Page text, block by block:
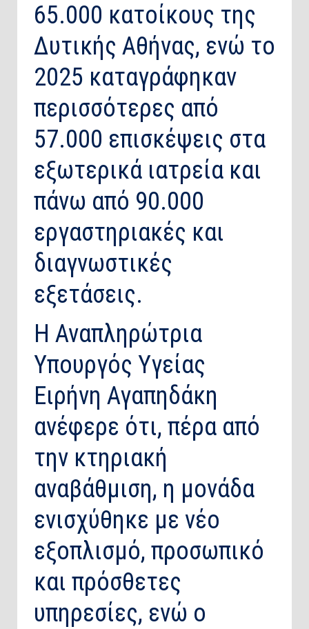
65.000 κατοίκους της
Δυτικής Αθήνας, ενώ το
2025 καταγράφηκαν
περισσότερες από
57.000 επισκέψεις στα
εξωτερικά ιατρεία και
πάνω από 90.000
εργαστηριακές και
διαγνωστικές
εξετάσεις.
Η Αναπληρώτρια
Υπουργός Υγείας
Ειρήνη Αγαπηδάκη
ανέφερε ότι, πέρα από
την κτηριακή
αναβάθμιση, η μονάδα
ενισχύθηκε με νέο
εξοπλισμό, προσωπικό
και πρόσθετες
υπηρεσίες, ενώ ο